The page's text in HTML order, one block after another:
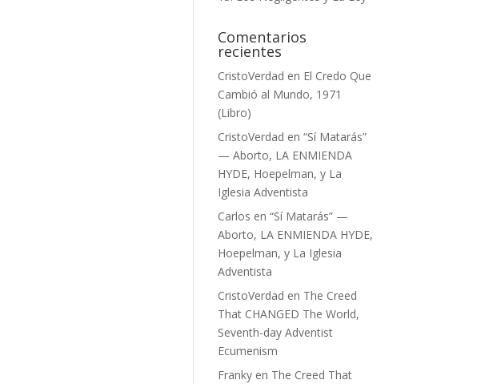
Comentarios
recientes
CristoVerdad en El Credo Que
Cambió al Mundo, 1971
(Libro)
CristoVerdad en“Sí Matarás”
— Aborto, LA ENMIENDA
HYDE, Hoepelman, y La
Iglesia Adventista
Carlos en“Sí Matarás” —
Aborto, LA ENMIENDA HYDE,
Hoepelman, y La Iglesia
Adventista
CristoVerdad en The Creed
That CHANGED The World,
Seventh-day Adventist
Ecumenism
Franky en The Creed That